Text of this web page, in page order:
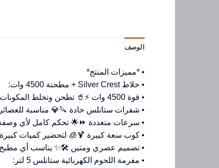
الوصف
• *مميزات المنتج*
• خلاط Silver Crest + مطحنة 4500 وات:
• قوة 4500 وات ⚡🥤 تطحن وتخلط المكونات الصعبة بكل كفاءة.
• شفرات ستانلس حادة 🔪💎 مناسبة
• سرعات متعددة ⏩🌟 تحكم كامل لأي
• كوب سعة كبيرة 🍹🧊 لتحضير كميات
• تصميم عصري ومتين 🛠️✨ يناسب أي
• مفرمة اللحوم الكهربائية ستانلس 5 لتر: